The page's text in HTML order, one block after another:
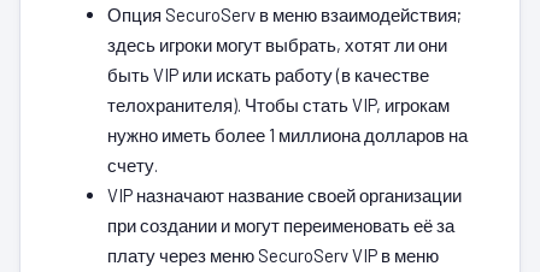
Опция SecuroServ в меню взаимодействия;
здесь игроки могут выбрать, хотят ли они
быть VIP или искать работу (в качестве
телохранителя). Чтобы стать VIP, игрокам
нужно иметь более 1 миллиона долларов на
счету.
VIP назначают название своей организации
при создании и могут переименовать её за
плату через меню SecuroServ VIP в меню